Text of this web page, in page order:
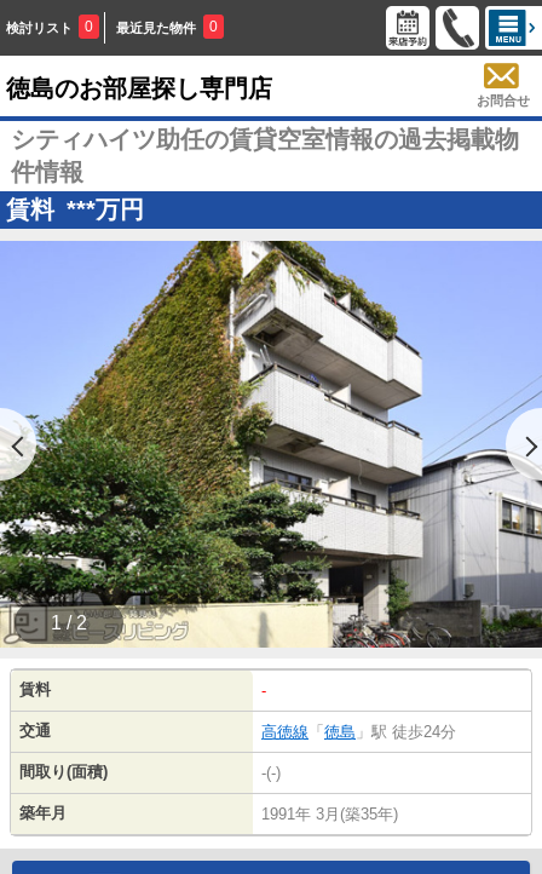
検討リスト 0 最近見た物件 0
徳島のお部屋探し専門店 お問合せ
シティハイツ助任の賃貸空室情報の過去掲載物
件情報
賃料 ***万円
1 / 2
賃料 -
交通 高徳線 「 徳島 」駅 徒歩24分
間取り(面積) -(-)
築年月 1991年 3月(築35年)